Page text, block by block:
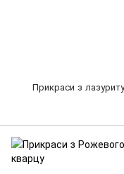
Прикраси з лазуриту